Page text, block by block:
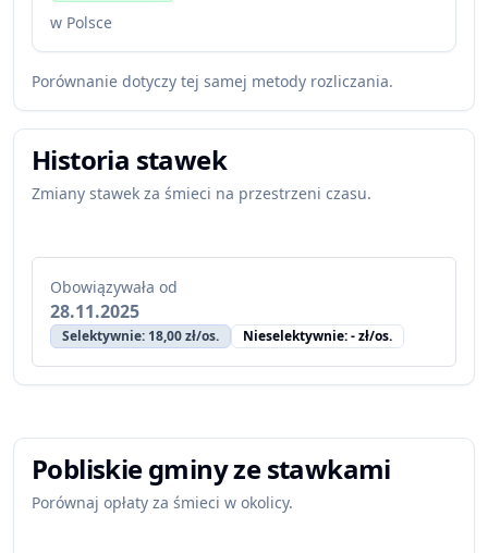
w Polsce
Porównanie dotyczy tej samej metody rozliczania.
Historia stawek
Zmiany stawek za śmieci na przestrzeni czasu.
Obowiązywała od
28.11.2025
Selektywnie: 18,00 zł/os. Nieselektywnie: - zł/os.
Pobliskie gminy ze stawkami
Porównaj opłaty za śmieci w okolicy.